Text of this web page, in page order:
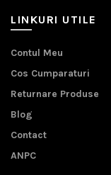
LINKURI UTILE
Contul Meu
Cos Cumparaturi
Returnare Produse
Blog
Contact
ANPC